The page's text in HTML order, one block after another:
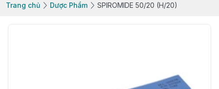
Trang chủ Dược Phẩm SPIROMIDE 50/20 (H/20)